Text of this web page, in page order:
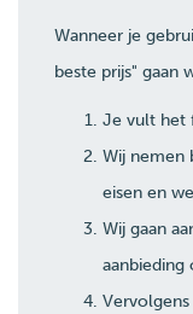
Wanneer je
beste prijs" gaan
Je vult het
Wij nemen
eisen en
Wij gaan
aanbieding